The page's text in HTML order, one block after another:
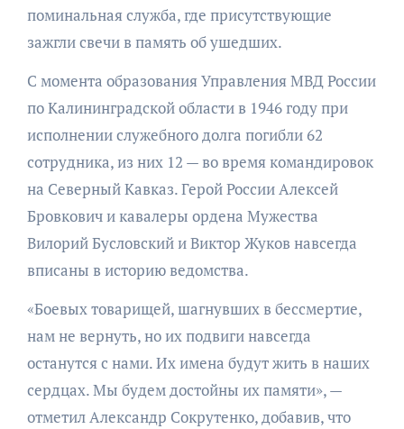
поминальная служба, где присутствующие
зажгли свечи в память об ушедших.
С момента образования Управления МВД России
по Калининградской области в 1946 году при
исполнении служебного долга погибли 62
сотрудника, из них 12 — во время командировок
на Северный Кавказ. Герой России Алексей
Бровкович и кавалеры ордена Мужества
Вилорий Бусловский и Виктор Жуков навсегда
вписаны в историю ведомства.
«Боевых товарищей, шагнувших в бессмертие,
нам не вернуть, но их подвиги навсегда
останутся с нами. Их имена будут жить в наших
сердцах. Мы будем достойны их памяти», —
отметил Александр Сокрутенко, добавив, что